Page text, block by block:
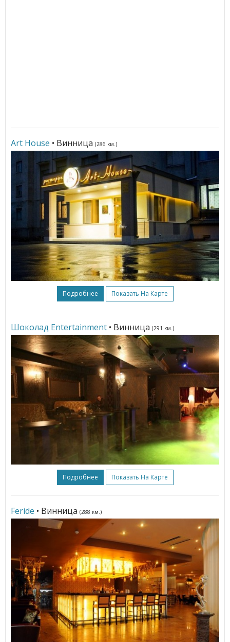
Art House • Винница (286 км.)
Подробнее Показать На Карте
Шоколад Entertainment • Винница (291 км.)
Подробнее Показать На Карте
Feride • Винница (288 км.)